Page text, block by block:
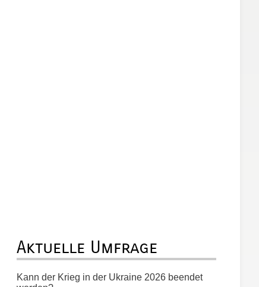
Aktuelle Umfrage
Kann der Krieg in der Ukraine 2026 beendet